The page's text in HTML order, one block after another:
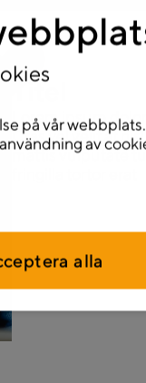
Titel
Lorem ipsum
Cras vel velit at
mattis vulputate
på vår webbplats.
av
alla